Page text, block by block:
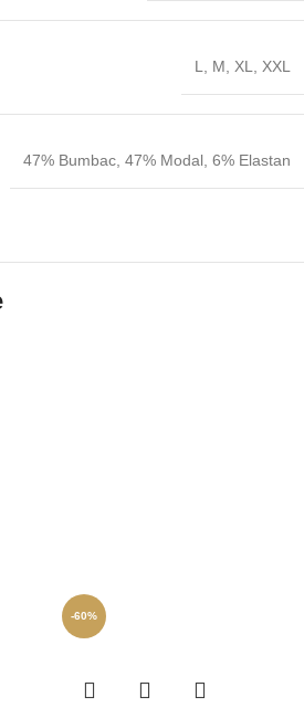
L, M, XL, XXL
47% Bumbac, 47% Modal, 6% Elastan
-60%